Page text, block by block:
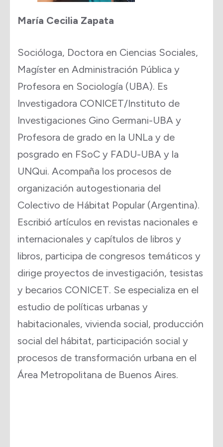
María Cecilia Zapata
Socióloga, Doctora en Ciencias Sociales,
Magíster en Administración Pública y
Profesora en Sociología (UBA). Es
Investigadora CONICET/Instituto de
Investigaciones Gino Germani-UBA y
Profesora de grado en la UNLa y de
posgrado en FSoC y FADU-UBA y la
UNQui. Acompaña los procesos de
organización autogestionaria del
Colectivo de Hábitat Popular (Argentina).
Escribió artículos en revistas nacionales e
internacionales y capítulos de libros y
libros, participa de congresos temáticos y
dirige proyectos de investigación, tesistas
y becarios CONICET. Se especializa en el
estudio de políticas urbanas y
habitacionales, vivienda social, producción
social del hábitat, participación social y
procesos de transformación urbana en el
Área Metropolitana de Buenos Aires.